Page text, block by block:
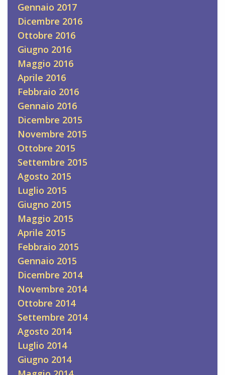
Gennaio 2017
Dicembre 2016
Ottobre 2016
Giugno 2016
Maggio 2016
Aprile 2016
Febbraio 2016
Gennaio 2016
Dicembre 2015
Novembre 2015
Ottobre 2015
Settembre 2015
Agosto 2015
Luglio 2015
Giugno 2015
Maggio 2015
Aprile 2015
Febbraio 2015
Gennaio 2015
Dicembre 2014
Novembre 2014
Ottobre 2014
Settembre 2014
Agosto 2014
Luglio 2014
Giugno 2014